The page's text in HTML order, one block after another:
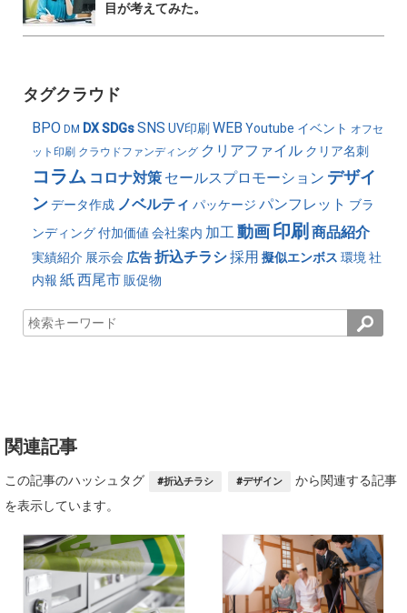
目が考えてみた。
タグクラウド
BPO DM DXSDGsSNS UV印刷 WEB Youtube イベント オフセ
ット印刷 クラウドファンディング クリアファイル クリア名刺
コラム コロナ対策 セールスプロモーション デザイ
ンデータ作成 ノベルティ パッケージ パンフレット ブラ
ンディング付加価値 会社案内 加工動画印刷 商品紹介
実績紹介 展示会 広告折込チラシ採用 擬似エンボス 環境社
内報 紙西尾市販促物
関連記事
この記事のハッシュタグ #折込チラシ #デザイン
から関連する記事
を表示しています。